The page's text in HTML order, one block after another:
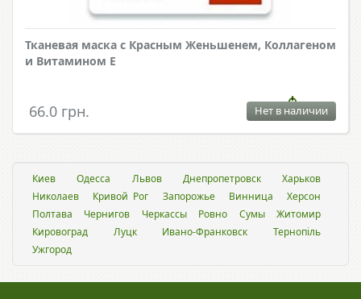
Тканевая маска с Красным Женьшенем, Коллагеном
и Витамином Е
66.0 грн. Нет в наличии
Киев Одесса Львов Днепропетровск
Харьков
Николаев
Кривой Рог Запорожье Винница
Херсон
Полтава
Чернигов Черкассы Ровно Сумы
Житомир
Кировоград
Луцк Ивано-Франковск
Тернопіль
Ужгород